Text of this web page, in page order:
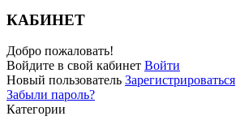
КАБИНЕТ
Добро пожаловать!
Войдите в свой кабинет Войти
Новый пользователь Зарегистрироваться
Забыли пароль?
Категории